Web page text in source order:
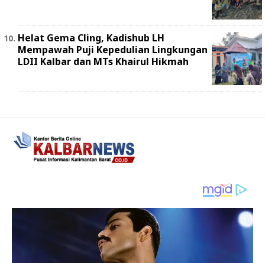
Helat Gema Cling, Kadishub LH
Mempawah Puji Kepedulian Lingkungan
LDII Kalbar dan MTs Khairul Hikmah